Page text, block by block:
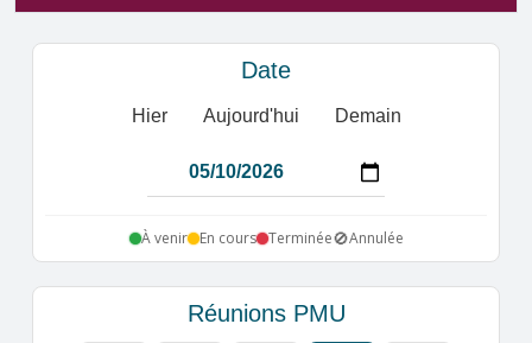
Date
Hier Aujourd'hui Demain
À venir En cours Terminée🚫Annulée
Réunions PMU
Réinitialiser